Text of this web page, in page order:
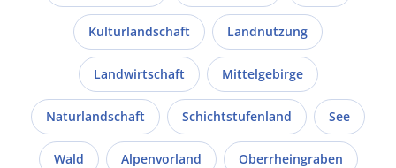
Kulturlandschaft Landnutzung
Landwirtschaft Mittelgebirge
Naturlandschaft Schichtstufenland See
Wald Alpenvorland Oberrheingraben